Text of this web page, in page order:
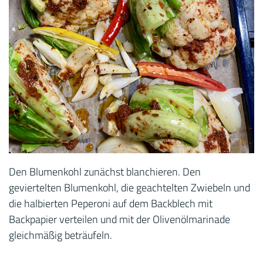
Den Blumenkohl zunächst blanchieren. Den
geviertelten Blumenkohl, die geachtelten Zwiebeln und
die halbierten Peperoni auf dem Backblech mit
Backpapier verteilen und mit der Olivenölmarinade
gleichmäßig beträufeln.